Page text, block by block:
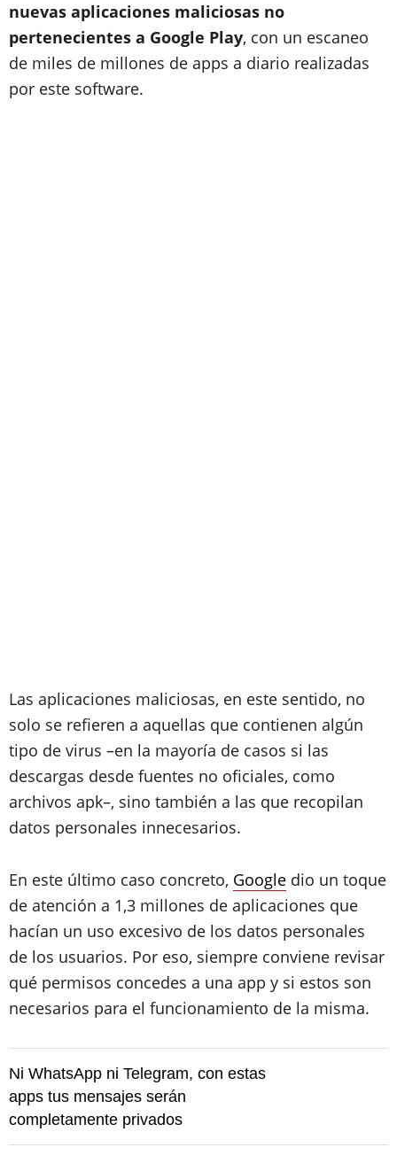
nuevas aplicaciones maliciosas no
pertenecientes a Google Play, con un escaneo
de miles de millones de apps a diario realizadas
por este software.
Las aplicaciones maliciosas, en este sentido, no
solo se refieren a aquellas que contienen algún
tipo de virus –en la mayoría de casos si las
descargas desde fuentes no oficiales, como
archivos apk–, sino también a las que recopilan
datos personales innecesarios.
En este último caso concreto, Google dio un toque
de atención a 1,3 millones de aplicaciones que
hacían un uso excesivo de los datos personales
de los usuarios. Por eso, siempre conviene revisar
qué permisos concedes a una app y si estos son
necesarios para el funcionamiento de la misma.
Ni WhatsApp ni Telegram, con estas
apps tus mensajes serán
completamente privados